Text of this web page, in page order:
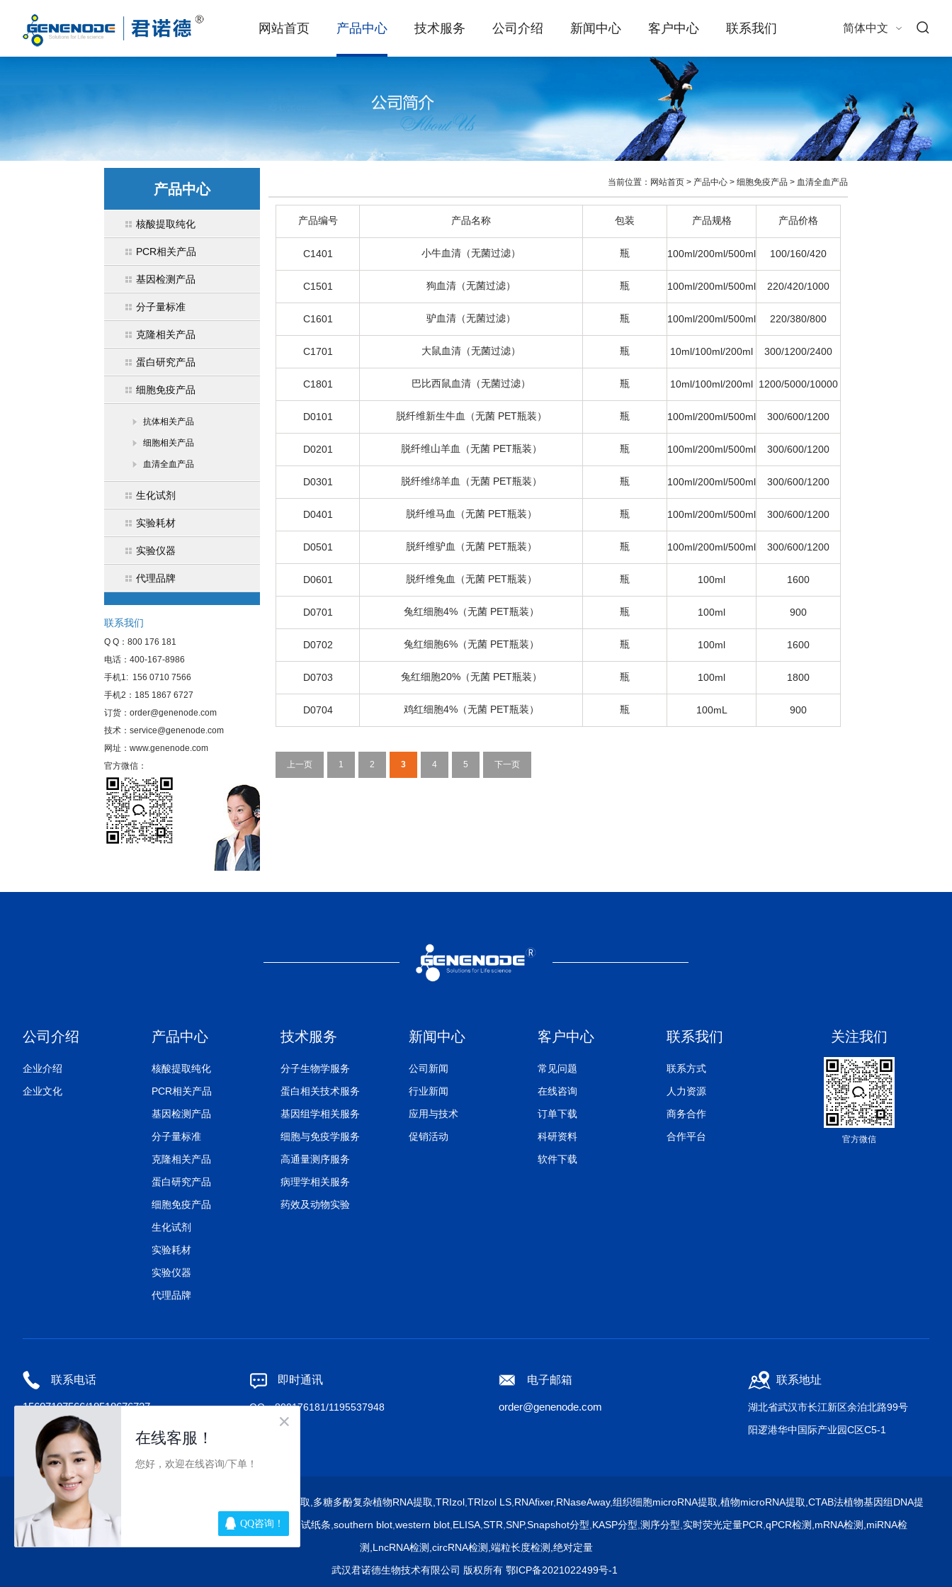
简体中文
网站首页 产品中心 技术服务 公司介绍 新闻中心 客户中心 联系我们
产品中心
核酸提取纯化
PCR相关产品
基因检测产品
分子量标准
克隆相关产品
蛋白研究产品
细胞免疫产品
抗体相关产品
细胞相关产品
血清全血产品
生化试剂
实验耗材
实验仪器
代理品牌
联系我们
Q Q：800 176 181
电话：400-167-8986
手机1: 156 0710 7566
手机2：185 1867 6727
订货：order@genenode.com
技术：service@genenode.com
网址：www.genenode.com
官方微信：
当前位置： 网站首页 > 产品中心 > 细胞免疫产品 > 血清全血产品
产品编号 产品名称 包装 产品规格 产品价格
C1401 小牛血清（无菌过滤） 瓶 100ml/200ml/500ml 100/160/420
C1501 狗血清（无菌过滤） 瓶 100ml/200ml/500ml 220/420/1000
C1601 驴血清（无菌过滤） 瓶 100ml/200ml/500ml 220/380/800
C1701 大鼠血清（无菌过滤） 瓶 10ml/100ml/200ml 300/1200/2400
C1801 巴比西鼠血清（无菌过滤） 瓶 10ml/100ml/200ml 1200/5000/10000
D0101 脱纤维新生牛血（无菌 PET瓶装） 瓶 100ml/200ml/500ml 300/600/1200
D0201 脱纤维山羊血（无菌 PET瓶装） 瓶 100ml/200ml/500ml 300/600/1200
D0301 脱纤维绵羊血（无菌 PET瓶装） 瓶 100ml/200ml/500ml 300/600/1200
D0401 脱纤维马血（无菌 PET瓶装） 瓶 100ml/200ml/500ml 300/600/1200
D0501 脱纤维驴血（无菌 PET瓶装） 瓶 100ml/200ml/500ml 300/600/1200
D0601 脱纤维兔血（无菌 PET瓶装） 瓶 100ml 1600
D0701 兔红细胞4%（无菌 PET瓶装） 瓶 100ml 900
D0702 兔红细胞6%（无菌 PET瓶装） 瓶 100ml 1600
D0703 兔红细胞20%（无菌 PET瓶装） 瓶 100ml 1800
D0704 鸡红细胞4%（无菌 PET瓶装） 瓶 100mL 900
上一页 1 2 3 4 5 下一页
公司介绍
企业介绍
企业文化
产品中心
核酸提取纯化
PCR相关产品
基因检测产品
分子量标准
克隆相关产品
蛋白研究产品
细胞免疫产品
生化试剂
实验耗材
实验仪器
代理品牌
技术服务
分子生物学服务
蛋白相关技术服务
基因组学相关服务
细胞与免疫学服务
高通量测序服务
病理学相关服务
药效及动物实验
新闻中心
公司新闻
行业新闻
应用与技术
促销活动
客户中心
常见问题
在线咨询
订单下载
科研资料
软件下载
联系我们
联系方式
人力资源
商务合作
合作平台
关注我们
官方微信
联系电话
15607107566/18518676727
即时通讯
QQ：800176181/1195537948
电子邮箱
order@genenode.com
联系地址
湖北省武汉市长江新区余泊北路99号
阳逻港华中国际产业园C区C5-1
病毒RNA提取 , 药用植物RNA提取 多糖多酚复杂植物RNA提取 TRIzol TRIzol LS RNAfixer, RNaseAway,组织细胞microRNA提取 植物microRNA提取 CTAB法植物基因组DNA提
取,新型植物基因组DNA提取 RPA恒温扩增 一次性核酸检测试纸条 southern blot western blot ELISA STR SNP,Snapshot分型 KASP分型 测序分型 实时荧光定量PCR qPCR检测 mRNA检测 miRNA检
测 LncRNA检测 circRNA检测 端粒长度检测 绝对定量
武汉君诺德生物技术有限公司 版权所有 鄂ICP备2021022499号-1